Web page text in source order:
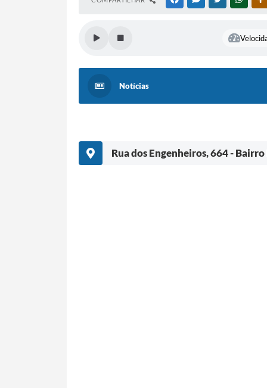
Notícias
Rua dos Engenheiros, 664 -